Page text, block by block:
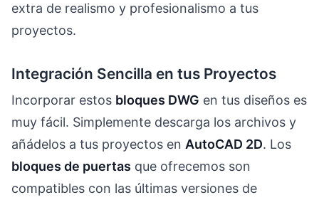
extra de realismo y profesionalismo a tus
proyectos.
Integración Sencilla en tus Proyectos
Incorporar estos bloques DWG en tus diseños es
muy fácil. Simplemente descarga los archivos y
añádelos a tus proyectos en AutoCAD 2D. Los
bloques de puertas que ofrecemos son
compatibles con las últimas versiones de